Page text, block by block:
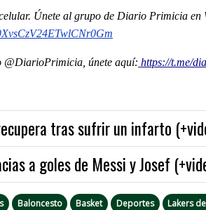
Únete al grupo de Diario Primicia en
@DiarioPrimicia, únete aquí: https://t.me/
tras sufrir un infarto
a goles de Messi y Josef
Baloncesto Basket Deportes Lakers